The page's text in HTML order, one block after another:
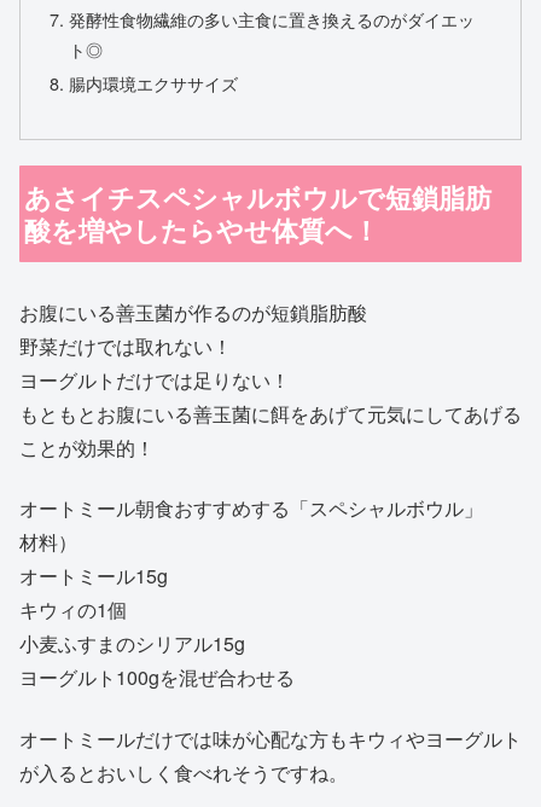
発酵性食物繊維の多い主食に置き換えるのがダイエッ
ト◎
腸内環境エクササイズ
あさイチスペシャルボウルで短鎖脂肪
酸を増やしたらやせ体質へ！
お腹にいる善玉菌が作るのが短鎖脂肪酸
野菜だけでは取れない！
ヨーグルトだけでは足りない！
もともとお腹にいる善玉菌に餌をあげて元気にしてあげる
ことが効果的！
オートミール朝食おすすめする「スペシャルボウル」
材料）
オートミール15g
キウィの1個
小麦ふすまのシリアル15g
ヨーグルト100gを混ぜ合わせる
オートミールだけでは味が心配な方もキウィやヨーグルト
が入るとおいしく食べれそうですね。